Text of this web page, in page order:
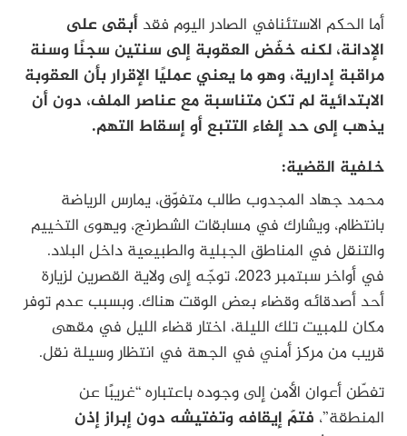
أما الحكم الاستئنافي الصادر اليوم فقد أبقى على
الإدانة، لكنه خفّض العقوبة إلى سنتين سجنًا وسنة
مراقبة إدارية، وهو ما يعني عمليًا الإقرار بأن العقوبة
الابتدائية لم تكن متناسبة مع عناصر الملف، دون أن
يذهب إلى حد إلغاء التتبع أو إسقاط التهم.
خلفية القضية:
محمد جهاد المجدوب طالب متفوّق، يمارس الرياضة
بانتظام، ويشارك في مسابقات الشطرنج، ويهوى التخييم
والتنقل في المناطق الجبلية والطبيعية داخل البلاد.
في أواخر سبتمبر 2023، توجّه إلى ولاية القصرين لزيارة
أحد أصدقائه وقضاء بعض الوقت هناك. وبسبب عدم توفر
مكان للمبيت تلك الليلة، اختار قضاء الليل في مقهى
قريب من مركز أمني في الجهة في انتظار وسيلة نقل.
تفطّن أعوان الأمن إلى وجوده باعتباره “غريبًا عن
المنطقة”، فتمّ إيقافه وتفتيشه دون إبراز إذن